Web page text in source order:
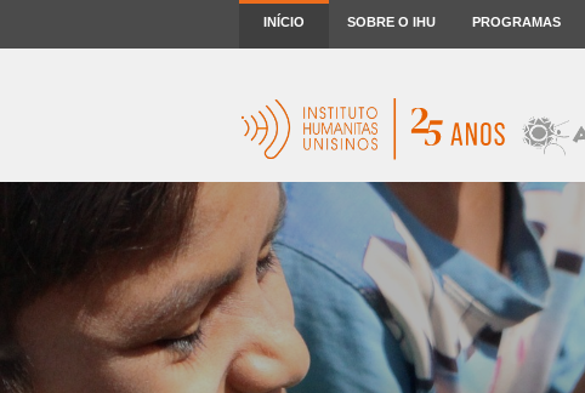
INÍCIO SOBRE O IHU PROGRAMAS